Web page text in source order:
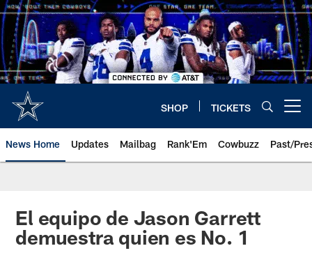
Skip
to
main
content
SHOP TICKETS
News Home Updates Mailbag Rank'Em Cowbuzz Past/
El equipo de Jason Garrett
demuestra quien es No. 1